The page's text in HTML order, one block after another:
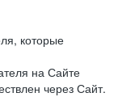
которые
на Сайте
через Сайт.